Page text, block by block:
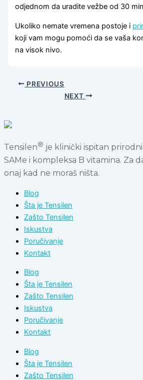
odjednom da uradite vežbe od 30
Ukoliko nemate vremena postoje i
koji vam mogu pomoći da se vaša
na visok nivo.
PREVIOUS
NEXT
Tensilen® je klinički ispitan
SAMe i kompleksa B vitamina. Za
onaj kad ne moraš ništa.
Blog
Šta je Tensilen
Zašto Tensilen
Iskustva
Poručivanje
Kontakt
Blog
Šta je Tensilen
Zašto Tensilen
Iskustva
Poručivanje
Kontakt
Blog
Šta je Tensilen
Zašto Tensilen